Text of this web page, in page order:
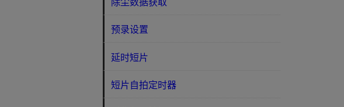
预录设置
延时短片
短片自拍定时器